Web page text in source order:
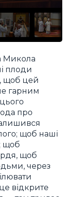
Микола
плоди
щоб цей
гарним
про
щоб наші
щоб
щоб
через
відкрите